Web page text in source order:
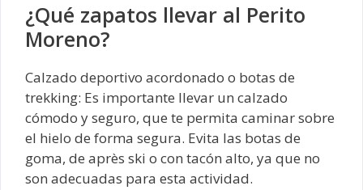
¿Qué zapatos llevar al Perito
Moreno?
Calzado deportivo acordonado o botas de
trekking: Es importante llevar un calzado
cómodo y seguro, que te permita caminar sobre
el hielo de forma segura. Evita las botas de
goma, de après ski o con tacón alto, ya que no
son adecuadas para esta actividad.